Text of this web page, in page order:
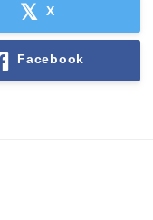
X
Facebook